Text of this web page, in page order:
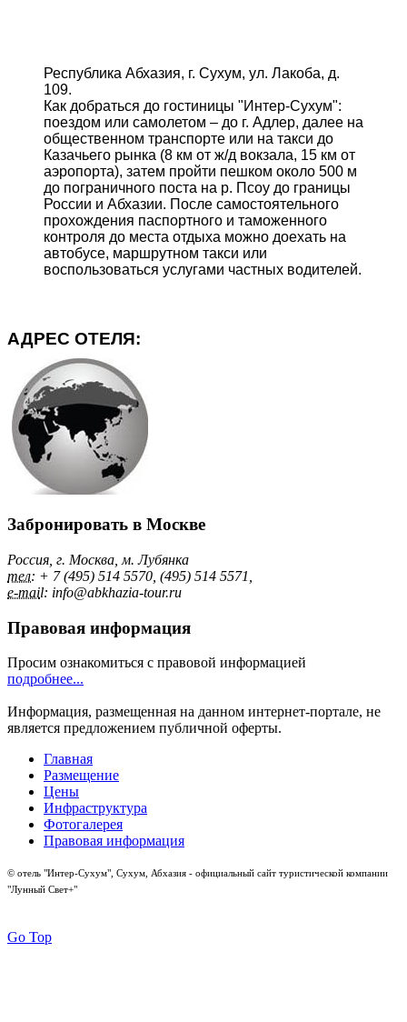
Республика Абхазия, г. Сухум, ул. Лакоба, д.
109.
Как добраться до гостиницы "Интер-Сухум":
поездом или самолетом – до г. Адлер, далее на
общественном транспорте или на такси до
Казачьего рынка (8 км от ж/д вокзала, 15 км от
аэропорта), затем пройти пешком около 500 м
до пограничного поста на р. Псоу до границы
России и Абхазии. После самостоятельного
прохождения паспортного и таможенного
контроля до места отдыха можно доехать на
автобусе, маршрутном такси или
воспользоваться услугами частных водителей.
АДРЕС ОТЕЛЯ:
Забронировать в Москве
Россия, г. Москва, м. Лубянка
тел: + 7 (495) 514 5570, (495) 514 5571,
e-mail: info@abkhazia-tour.ru
Правовая информация
Просим ознакомиться с правовой информацией
подробнее...
Информация, размещенная на данном интернет-портале, не
является предложением публичной оферты.
Главная
Размещение
Цены
Инфраструктура
Фотогалерея
Правовая информация
© отель "Интер-Сухум", Сухум, Абхазия - официальный сайт туристической компании
"Лунный Свет+"
Go Top